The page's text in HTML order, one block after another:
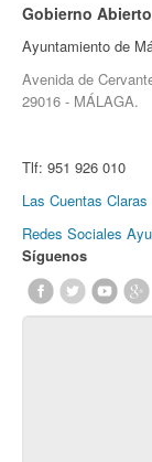
Gobierno Abierto
Ayuntamiento de
Avenida de
29016 - MÁLAGA.
Tlf: 951 926 010
Las Cuentas Claras
Redes Sociales
Síguenos